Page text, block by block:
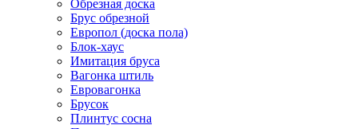
Обрезная доска
Брус обрезной
Европол (доска пола)
Блок-хаус
Имитация бруса
Вагонка штиль
Евровагонка
Брусок
Плинтус сосна